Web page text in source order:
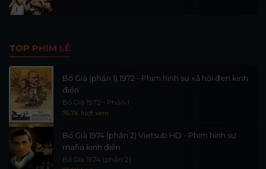
TOP PHIM LẺ
Bố Già (phần 1) 1972 - Phim hình sự xã hội đen kinh
điển
Bố Già 1972 - Phần 1
76.7K lượt xem
Bố Già 1974 (phần 2) Vietsub HD - Phim hình sự
mafia kinh điển
Bố Già 1974 (phần 2)